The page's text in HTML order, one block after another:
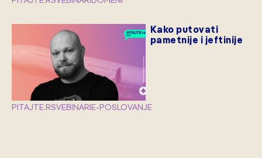
Kako putovati
pametnije i jeftinije
PITAJTE.RSVEBINARIE-POSLOVANJE